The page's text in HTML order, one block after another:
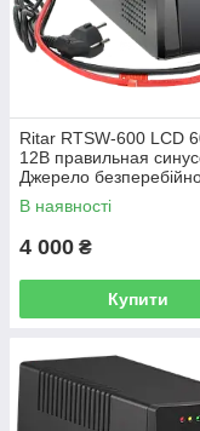
Ritar RTSW-600 LCD
12В правильная
Джерело
живлення під
В наявності
4 000 ₴
Купити